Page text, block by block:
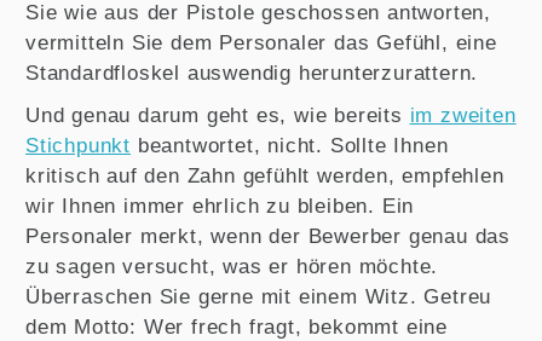
Sie wie aus der Pistole geschossen antworten,
vermitteln Sie dem Personaler das Gefühl, eine
Standardfloskel auswendig herunterzurattern.
Und genau darum geht es, wie bereits im zweiten
Stichpunkt beantwortet, nicht. Sollte Ihnen
kritisch auf den Zahn gefühlt werden, empfehlen
wir Ihnen immer ehrlich zu bleiben. Ein
Personaler merkt, wenn der Bewerber genau das
zu sagen versucht, was er hören möchte.
Überraschen Sie gerne mit einem Witz. Getreu
dem Motto: Wer frech fragt, bekommt eine